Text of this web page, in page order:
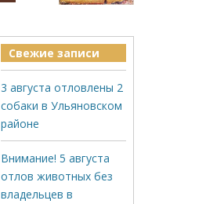
Свежие записи
3 августа отловлены 2
собаки в Ульяновском
районе
Внимание! 5 августа
отлов животных без
владельцев в